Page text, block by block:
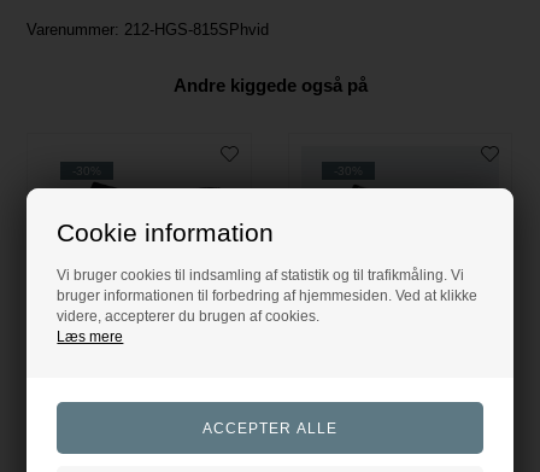
Cookie information
Vi bruger cookies til indsamling af statistik og til trafikmåling. Vi
bruger informationen til forbedring af hjemmesiden. Ved at klikke
videre, accepterer du brugen af cookies.
Læs mere
Varenummer: 212-HGS-815SPhvid
Andre kiggede også på
-30%
NEDSAT
Kingsland
-30%
NEDSAT
Kingsland
524,30